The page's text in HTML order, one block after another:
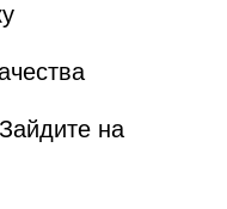
Зайдите на